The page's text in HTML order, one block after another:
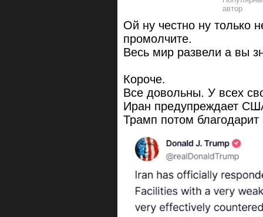
Ой ну честно ну только
промолчите.
Весь мир развели а вы
Короче.
Все довольны. У всех
Иран предупреждает
Трамп потом благодарит